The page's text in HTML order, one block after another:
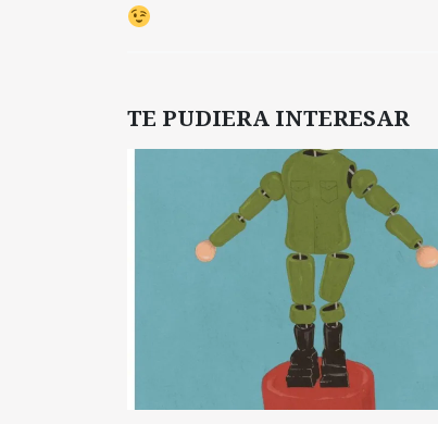
TE PUDIERA INTERESAR